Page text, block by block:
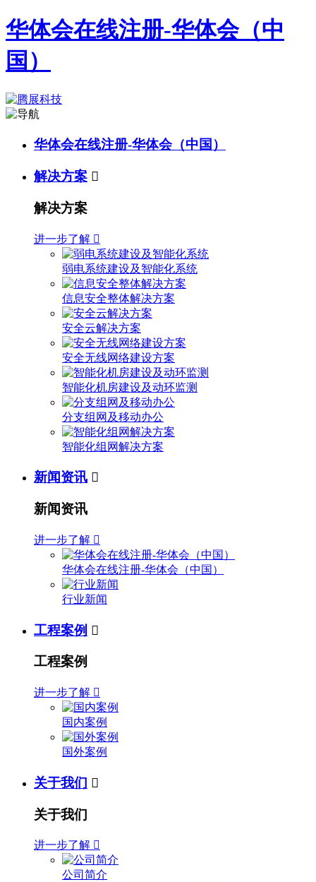
华体会在线注册-华体会（中
国）
华体会在线注册-华体会（中国）
解决方案 
解决方案
进一步了解 
弱电系统建设及智能化系统
信息安全整体解决方案
安全云解决方案
安全无线网络建设方案
智能化机房建设及动环监测
分支组网及移动办公
智能化组网解决方案
新闻资讯 
新闻资讯
进一步了解 
华体会在线注册-华体会（中国）
行业新闻
工程案例 
工程案例
进一步了解 
国内案例
国外案例
关于我们 
关于我们
进一步了解 
公司简介